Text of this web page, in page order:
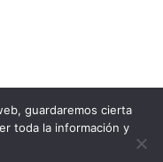
guardaremos cierta
toda la información y